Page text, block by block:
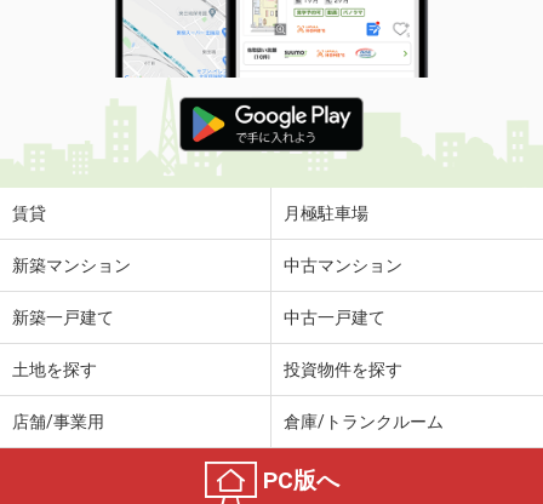
賃貸 月極駐車場
新築マンション 中古マンション
新築一戸建て 中古一戸建て
土地を探す 投資物件を探す
店舗/事業用 倉庫/トランクルーム
PC版へ